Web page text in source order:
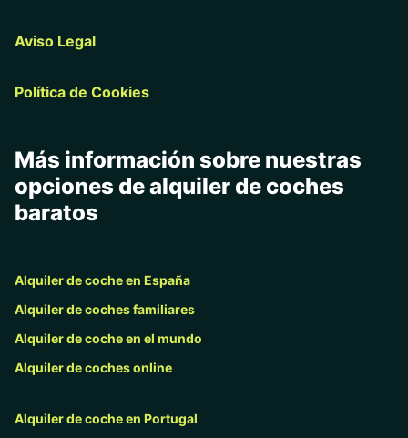
Aviso Legal
Política de Cookies
Más información sobre nuestras
opciones de alquiler de coches
baratos
Alquiler de coche en España
Alquiler de coches familiares
Alquiler de coche en el mundo
Alquiler de coches online
Alquiler de coche en Portugal